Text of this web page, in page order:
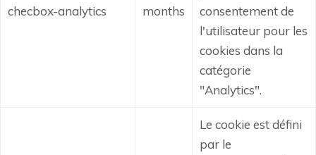
checbox-analytics
months
consentement de
l'utilisateur pour les
cookies dans la
catégorie
"Analytics".
Le cookie est défini
par le